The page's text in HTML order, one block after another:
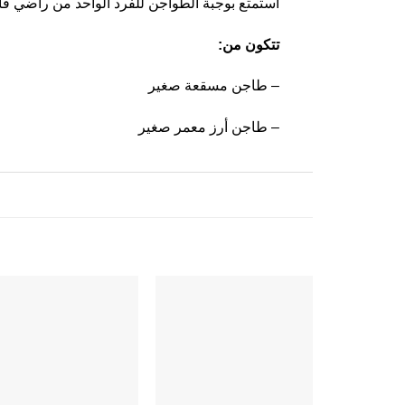
:تتكون من
طاجن مسقعة صغير –
طاجن أرز معمر صغير –